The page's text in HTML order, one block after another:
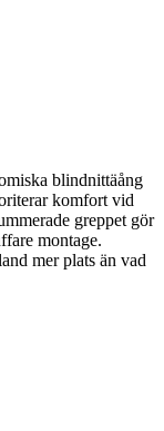
blindnittäång
komfort vid
greppet gör
montage.
mer plats än vad